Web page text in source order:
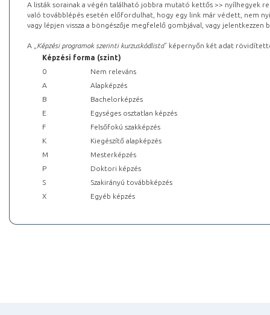
A listák sorainak a végén található jobbra mutató kettős >> nyílhegyek
való továbblépés esetén előfordulhat, hogy egy link már védett, nem
vagy lépjen vissza a böngészője megfelelő gombjával, vagy
A „ Képzési programok szerinti kurzuskódlista” képernyőn két adat
Képzési forma (szint)
0
Nem releváns
A
Alapképzés
B
Bachelorképzés
E
Egységes osztatlan képzés
F
Felsőfokú szakképzés
K
Kiegészítő alapképzés
M
Mesterképzés
P
Doktori képzés
S
Szakirányú továbbképzés
X
Egyéb képzés